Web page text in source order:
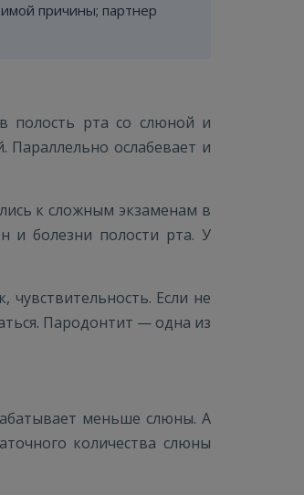
причины; партнер
полость рта со слюной и
Параллельно ослабевает и
к сложным экзаменам в
и болезни полости рта. У
чувствительность. Если не
Пародонтит — одна из
меньше слюны. А
количества слюны